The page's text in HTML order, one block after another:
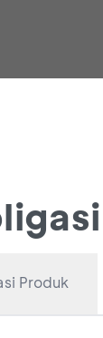
Produk